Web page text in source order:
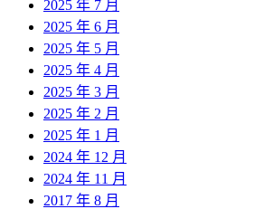
2025 年 7 月
2025 年 6 月
2025 年 5 月
2025 年 4 月
2025 年 3 月
2025 年 2 月
2025 年 1 月
2024 年 12 月
2024 年 11 月
2017 年 8 月